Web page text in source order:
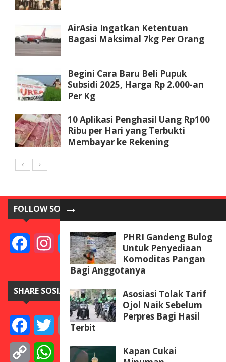
PHRI Gandeng Bulog
Untuk Penyediaan
Komoditas Pangan
Bagi Anggotanya
Asosiasi Tolak Tarif
Ojol Naik Sebelum
Perpres Bagi Hasil
Terbit
Kapan Cukai
AirAsia Ingatkan Ketentuan
Bagasi Maksimal 7kg Per Orang
Begini Cara Baru Beli Pupuk
Subsidi 2025, Harga Rp 2.000-an
Per Kg
10 Aplikasi Penghasil Uang Rp100
Ribu per Hari yang Terbukti
Membayar ke Rekening
FOLLOW SOSIAL MEDIA
FacebookInstagramTwitterYouTube
SHARE SOSIAL MEDIA
FacebookTwitterEmail TelegramLine Messenger
Copy WhatsApp